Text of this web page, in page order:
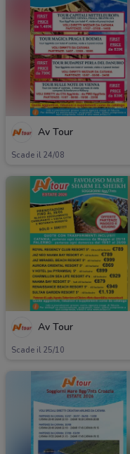
Av Tour
Scade il 24/08
Av Tour
Scade il 25/10